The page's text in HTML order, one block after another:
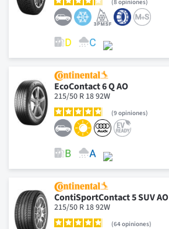
8 opiniones
EcoContact 6 Q AO
215/50 R 18 92W
9 opiniones
ContiSportContact 5 SUV AO
215/50 R 18 92W
64opiniones